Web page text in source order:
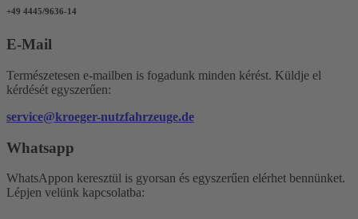
+49 4445/9636-14
E-Mail
Természetesen e-mailben is fogadunk minden kérést. Küldje el
kérdését egyszerűen:
service@kroeger-nutzfahrzeuge.de
Whatsapp
WhatsAppon keresztül is gyorsan és egyszerűen elérhet bennünket.
Lépjen velünk kapcsolatba: